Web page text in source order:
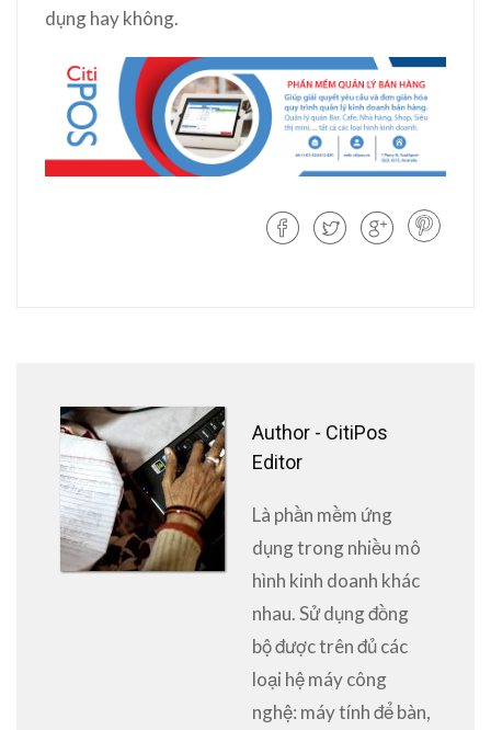
dụng hay không.
Author - CitiPos
Editor
Là phần mềm ứng
dụng trong nhiều mô
hình kinh doanh khác
nhau. Sử dụng đồng
bộ được trên đủ các
loại hệ máy công
nghệ: máy tính để bàn,